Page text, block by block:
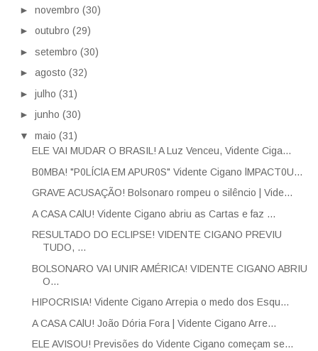
► novembro (30)
► outubro (29)
► setembro (30)
► agosto (32)
► julho (31)
► junho (30)
▼ maio (31)
ELE VAI MUDAR O BRASIL! A Luz Venceu, Vidente Ciga...
B0MBA! "P0LÍClA EM APUR0S" Vidente Cigano lMPACT0U...
GRAVE ACUSAÇÃO! Bolsonaro rompeu o silêncio | Vide...
A CASA CAlU! Vidente Cigano abriu as Cartas e faz ...
RESULTADO DO ECLIPSE! VIDENTE CIGANO PREVIU
TUDO, ...
BOLSONARO VAI UNIR AMÉRICA! VIDENTE CIGANO ABRIU
O...
HIPOCRISIA! Vidente Cigano Arrepia o medo dos Esqu...
A CASA CAlU! João Dória Fora | Vidente Cigano Arre...
ELE AVISOU! Previsões do Vidente Cigano começam se...